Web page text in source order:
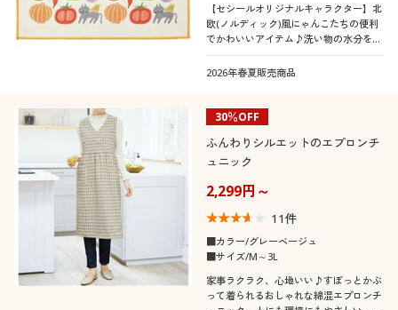
【セシールオリジナルキャラクター】北
欧(ノルディック)風にゃんこたちの便利
でかわいいアイテム♪洗い物の水分をサ
ッと吸収! 置いてあるだけでもかわいい
水切りマットです。シンクなどの水気を
2026年春夏販売商品
30％OFF
ふんわりシルエットのエプロンチ
ュニック
2,299円～
11件
■カラー/グレーベージュ
■サイズ/M～3L
家事ラクラク、心地いい♪すぽっとかぶ
って着られるおしゃれな綿混エプロンチ